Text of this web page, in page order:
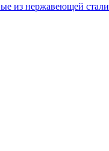
из нержавеющей стали